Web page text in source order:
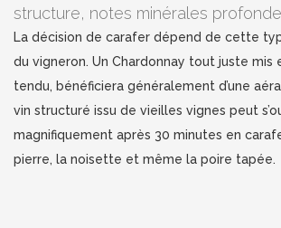
structure, notes minérales
La décision de carafer dépend de cette
du vigneron. Un Chardonnay tout juste mis
tendu, bénéficiera généralement d’une
vin structuré issu de vieilles vignes peut
magnifiquement après 30 minutes en
pierre, la noisette et même la poire tapée.